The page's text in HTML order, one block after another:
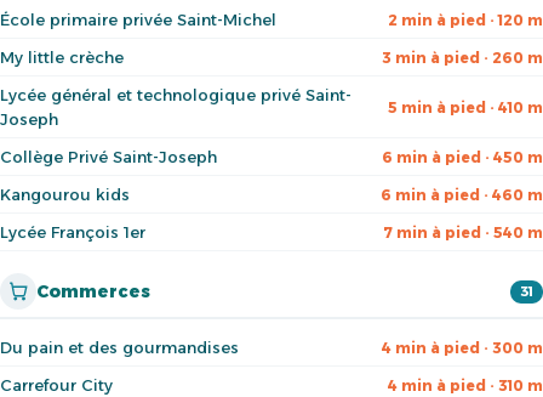
École primaire privée Saint-Michel 2 min à pied · 120 m
My little crèche 3 min à pied · 260 m
Lycée général et technologique privé Saint-
Joseph
5 min à pied · 410 m
Collège Privé Saint-Joseph 6 min à pied · 450 m
Kangourou kids 6 min à pied · 460 m
Lycée François 1er 7 min à pied · 540 m
Commerces 31
Du pain et des gourmandises 4 min à pied · 300 m
Carrefour City 4 min à pied · 310 m